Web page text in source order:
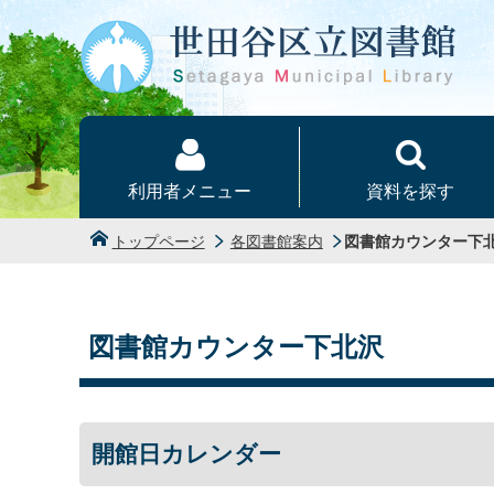
本文へ
利用者メニュー 資料を探す
トップページ 各図書館案内 図書館カウンター下
図書館カウンター下北沢
開館日カレンダー